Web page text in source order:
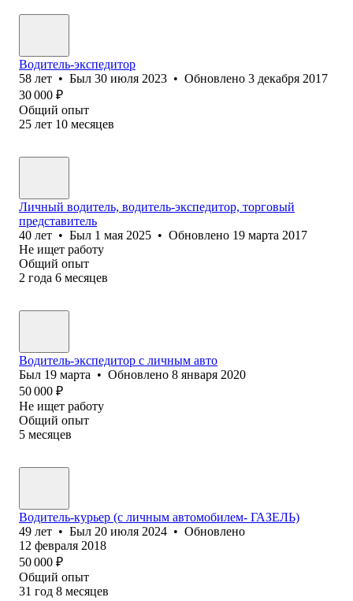
Водитель-экспедитор
58 лет • Был 30 июля 2023 • Обновлено 3 декабря 2017
30 000 ₽
Общий опыт
25 лет 10 месяцев
Личный водитель, водитель-экспедитор, торговый
представитель
40 лет • Был 1 мая 2025 • Обновлено 19 марта 2017
Не ищет работу
Общий опыт
2 года 6 месяцев
Водитель-экспедитор с личным авто
Был 19 марта • Обновлено 8 января 2020
50 000 ₽
Не ищет работу
Общий опыт
5 месяцев
Водитель-курьер (с личным автомобилем- ГАЗЕЛЬ)
49 лет • Был 20 июля 2024 • Обновлено
12 февраля 2018
50 000 ₽
Общий опыт
31 год 8 месяцев